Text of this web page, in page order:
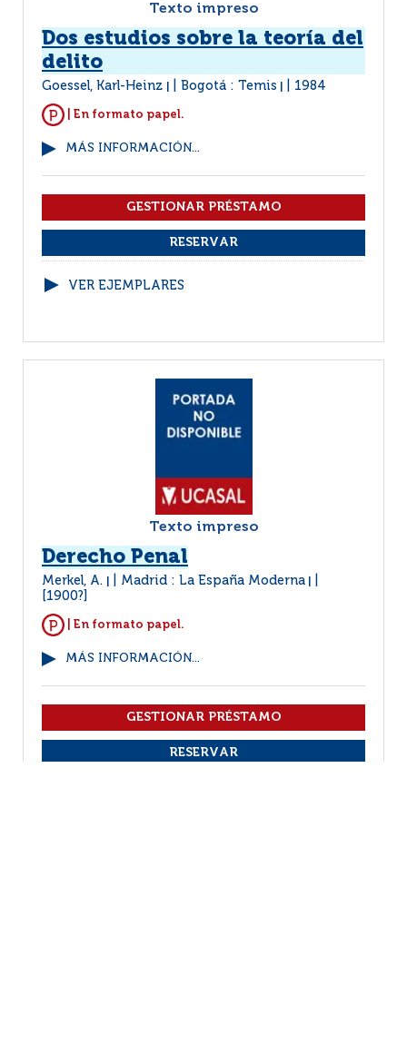
Texto impreso
Dos estudios sobre la teoría del
delito
Goessel, Karl-Heinz Bogotá : Temis 1984
| En formato papel.
MÁS INFORMACIÓN...
VER EJEMPLARES
Texto impreso
Derecho Penal
Merkel, A. Madrid : La España Moderna
[1900?]
| En formato papel.
MÁS INFORMACIÓN...